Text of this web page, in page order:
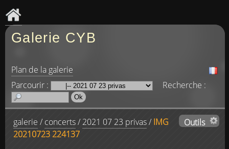
Galerie CYB
Plan de la galerie
Parcourir :
Recherche :
Outils
galerie / concerts/ 2021 07 23 privas/ IMG
20210723 224137